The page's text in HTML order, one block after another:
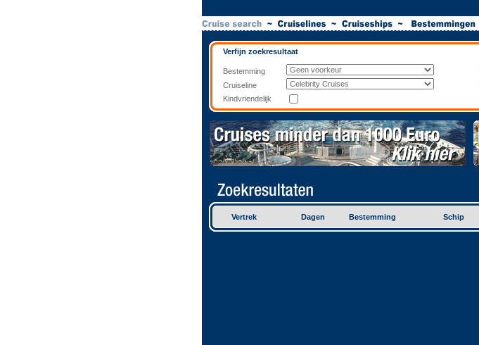
Verfijn zoekresultaat
Bestemming
Cruiseline
Kindvriendelijk
Vertrek Dagen Bestemming Schip